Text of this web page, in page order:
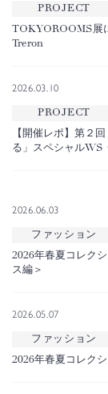
PROJECT
TOKYOROOMS展
Treron
2026.03.10
PROJECT
【開催レポ】第２
る」スペシャルWS
2026.06.03
ファッション
2026年春夏コレク
ス編＞
2026.05.07
ファッション
2026年春夏コレク